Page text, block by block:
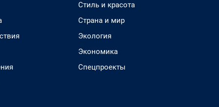
Стиль и красота
Страна и мир
Экология
Экономика
Спецпроекты